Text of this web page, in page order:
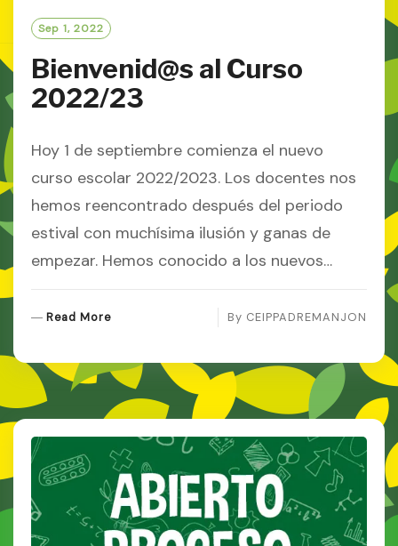
Sep 1, 2022
Bienvenid@s al Curso
2022/23
Hoy 1 de septiembre comienza el nuevo
curso escolar 2022/2023. Los docentes nos
hemos reencontrado después del periodo
estival con muchísima ilusión y ganas de
empezar. Hemos conocido a los nuevos…
Read MoreR
D
O
R
E
By CEIPPADREMANJON